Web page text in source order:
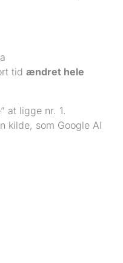
tidændret hele
at ligge nr. 1.
kilde, som Google AI